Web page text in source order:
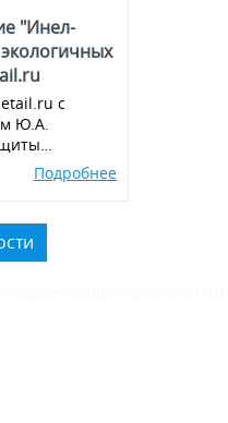
"Инел-
с
Ю.А.
Подробнее